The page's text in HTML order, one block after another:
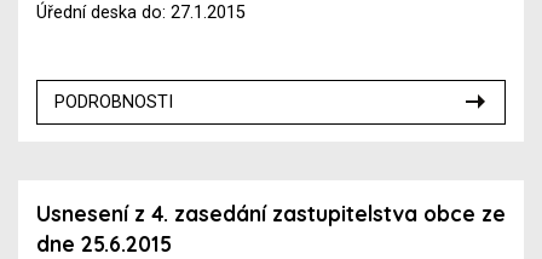
Úřední deska do: 27.1.2015
PODROBNOSTI
Usnesení z 4. zasedání zastupitelstva obce ze
dne 25.6.2015